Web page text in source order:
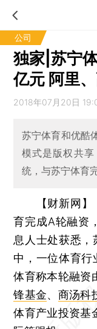
公司
独家|苏宁
亿元 阿里
2018年07月20日
苏宁体育和优酷
模式是版权共
统，与苏宁体育
【财新网
育完成A轮融资，
息人士处获悉，
中，一位体育
体育称本轮融资
锋基金、 商汤科
体育产业投资基